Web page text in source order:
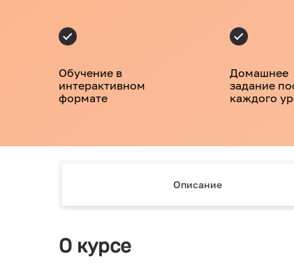
Обучение в
интерактивном
формате
Домашнее
задание
каждого
Описание
О курсе